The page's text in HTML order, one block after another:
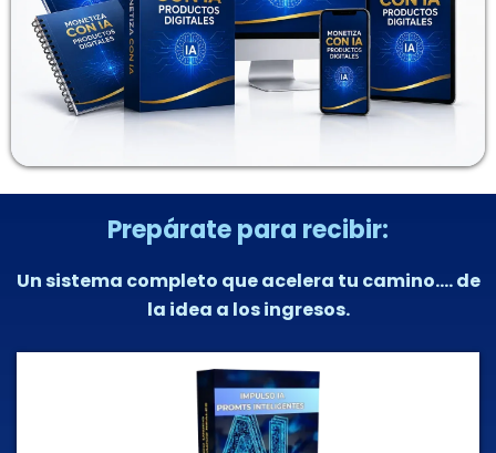
Prepárate para recibir:
Un sistema completo que acelera tu camino.... de
la idea a los ingresos.